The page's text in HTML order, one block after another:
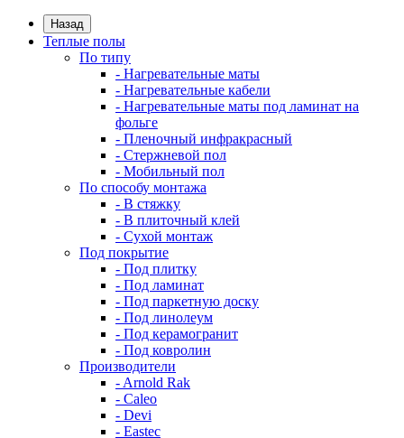
Назад
Теплые полы
По типу
- Нагревательные маты
- Нагревательные кабели
- Нагревательные маты под ламинат на
фольге
- Пленочный инфракрасный
- Стержневой пол
- Мобильный пол
По способу монтажа
- В стяжку
- В плиточный клей
- Сухой монтаж
Под покрытие
- Под плитку
- Под ламинат
- Под паркетную доску
- Под линолеум
- Под керамогранит
- Под ковролин
Производители
- Arnold Rak
- Caleo
- Devi
- Eastec